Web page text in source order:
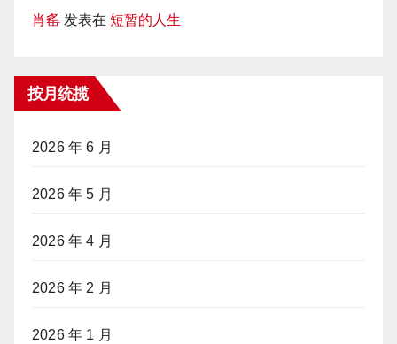
肖䍃 发表在 短暂的人生
按月统揽
2026 年 6 月
2026 年 5 月
2026 年 4 月
2026 年 2 月
2026 年 1 月